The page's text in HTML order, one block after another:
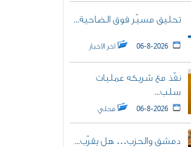
تحليق مسيّر فوق الضاحية...
06-8-2026 اخر الاخبار
نفّذ مع شريكه عمليات
سلب...
06-8-2026 محلي
دمشق والحزب… هل يقرّب...